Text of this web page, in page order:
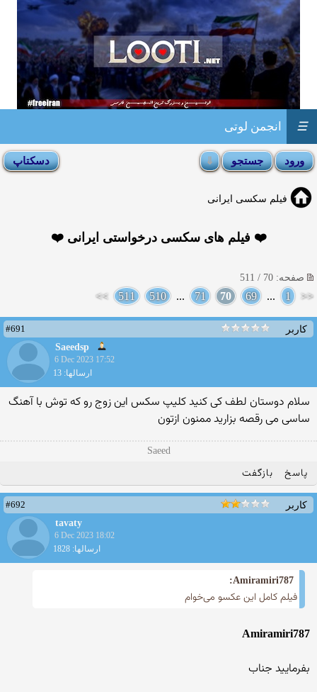
انجمن لوتی ☰
فیلم سکسی ایرانی
❤️ فیلم های سکسی درخواستی ایرانی ❤️
صفحه: 70 / 511
<<
1
...
69
70
71
...
510
511
>>
کاربر
#691
Saeedsp
6 Dec 2023 17:52
ارسالها: 13
سلام دوستان لطف کی کنید کلیپ سکس این زوج رو که توش با آهنگ
ساسی می رقصه بزارید ممنون ازتون
Saeed
پاسخ بازگفت
کاربر
#692
tavaty
6 Dec 2023 18:02
ارسالها: 1828
Amiramiri787:
فیلم کامل این عکسو می‌خوام
Amiramiri787
بفرمایید جناب